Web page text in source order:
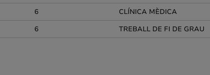
6
CLÍNICA MÈDICA
6 TREBALL DE FI DE GRAU